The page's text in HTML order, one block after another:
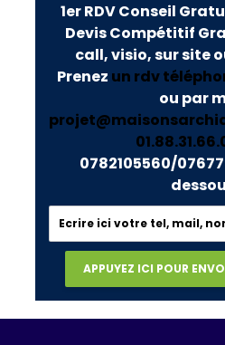
1er RDV Conseil
Devis Compétitif
call, visio, sur site
Prenez un rdv
ou par
0782105560/